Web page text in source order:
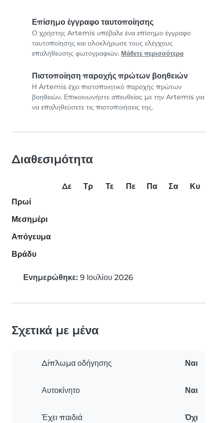
Επίσημο έγγραφο ταυτοποίησης
Ο χρήστης Artemis υπέβαλε ένα επίσημο έγγραφο
ταυτοποίησης και ολοκλήρωσε τους ελέγχους
επαλήθευσης φωτογραφιών. Μάθετε περισσότερα
Πιστοποίηση παροχής πρώτων βοηθειών
Η Artemis έχει πιστοποιητικό παροχής πρώτων
βοηθειών. Επικοινωνήστε απευθείας με την Artemis για
να επαληθεύσετε τις πιστοποιήσεις της.
Διαθεσιμότητα
Δε Τρ Τε Πε Πα Σα
Κυ
Πρωί
Μεσημέρι
Απόγευμα
Βράδυ
Ενημερώθηκε: 9 Ιουλίου 2026
Σχετικά με μένα
Δίπλωμα οδήγησης Ναι
Αυτοκίνητο Ναι
Έχει παιδιά Όχι